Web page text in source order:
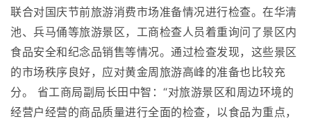
联合对国庆节前旅游消费市场准备情况进行检查。在华清
池、兵马俑等旅游景区，工商检查人员着重询问了景区内
食品安全和纪念品销售等情况。通过检查发现，这些景区
的市场秩序良好，应对黄金周旅游高峰的准备也比较充
分。 省工商局副局长田中智：“对旅游景区和周边环境的
经营户经营的商品质量进行全面的检查，以食品为重点，